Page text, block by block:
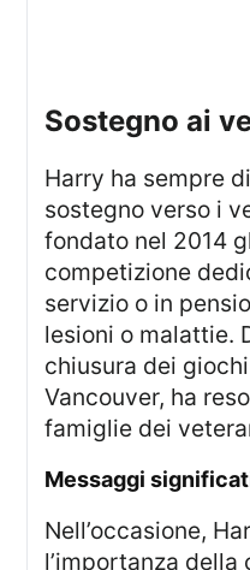
sostegno ai
Harry ha sempre dimostrato un forte
sostegno verso i
fondato nel 2014
competizione
servizio o in
lesioni o malattie.
chiusura dei
Vancouver, ha
famiglie dei
Messaggi
Nell’occasione, Harry ha sottolineato
l’importanza della